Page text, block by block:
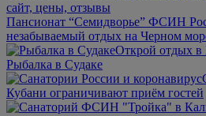
Пансионат “Семидворье” ФСИН
незабываемый отдых на Черном
Открой отдых
Рыбалка в Судаке
Кубани ограничивают приём гостей